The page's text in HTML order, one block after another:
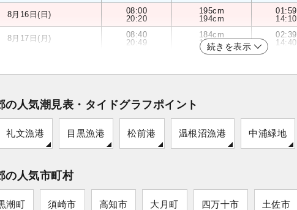
8月16日(日)
08:00
20:20
195cm
194cm
01:59
14:10
8月17日(月)
08:40
20:49
184cm
189cm
02:39
14:40
続きを表示
の人気潮見表・タイドグラフポイント
礼文漁港 目黒漁港 松前港 温根沼漁港 中浦緑地
の人気市町村
潮町 須崎市 高知市 大月町 四万十市 土佐市